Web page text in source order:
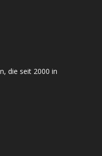
die seit 2000 in